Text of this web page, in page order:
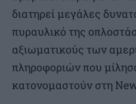
διατηρεί μεγάλες
πυραυλικό της
αξιωματικούς των
πληροφοριών που
κατονομαστούν στη